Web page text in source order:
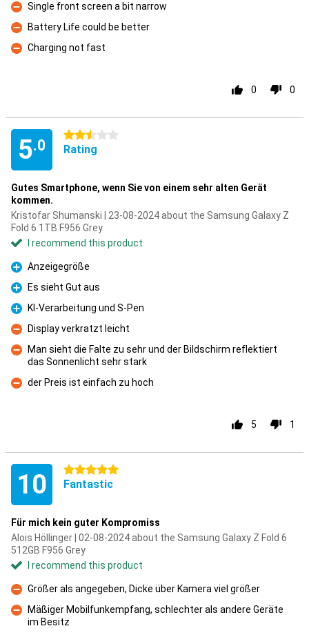
Con
Single front screen a bit narrow
Con
Battery Life could be better
Con
Charging not fast
0 0
5.0
2.5 stars
Rating
Gutes Smartphone, wenn Sie von einem sehr alten Gerät
kommen.
Kristofar Shumanski | 23-08-2024 about the Samsung Galaxy Z
Fold 6 1TB F956 Grey
I recommend this product
Pro
Anzeigegröße
Pro
Es sieht Gut aus
Pro
KI-Verarbeitung und S-Pen
Con
Display verkratzt leicht
Con
Man sieht die Falte zu sehr und der Bildschirm reflektiert
das Sonnenlicht sehr stark
Con
der Preis ist einfach zu hoch
5 1
10 5 stars
Fantastic
Für mich kein guter Kompromiss
Alois Höllinger | 02-08-2024 about the Samsung Galaxy Z Fold 6
512GB F956 Grey
I recommend this product
Con
Größer als angegeben, Dicke über Kamera viel größer
Con
Mäßiger Mobilfunkempfang, schlechter als andere Geräte
im Besitz